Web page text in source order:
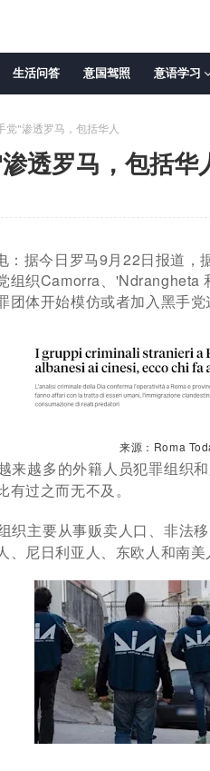
生活问答 意国驾照 意语学习
党"渗透罗马，包括华人
透罗马，包括华
据今日罗马9月22日报道，
组织Camorra、'Ndrangheta
团体开始模仿或者加入黑手党
来源：Roma
来越多的外籍人员犯罪组织
过之而无不及。
织主要从事贩卖人口、非法
、尼日利亚人、东欧人和南美